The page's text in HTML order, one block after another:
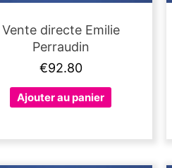
Vente directe Emilie
Perraudin
€92.80
Ajouter au panier